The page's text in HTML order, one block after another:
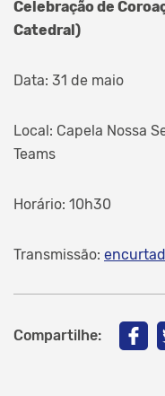
Celebração de
Catedral)
Data: 31 de maio
Local: Capela Nossa
Teams
Horário: 10h30
Transmissão:
Compartilhe: